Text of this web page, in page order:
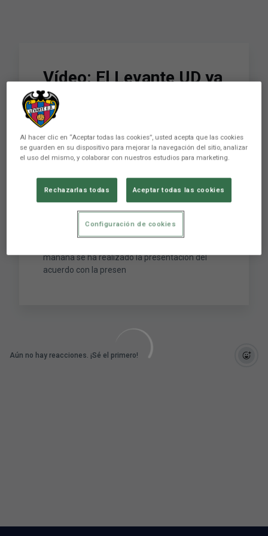
Vídeo: El Levante UD ya
luce en sus medias el
nuevo soporte
publicitario de
Sockatyes
València el próximo sábado en el choque ante el
mañana se ha realizado la presentación del
acuerdo con la presen
Aún no hay reacciones. ¡Sé el primero!
Al hacer clic en “Aceptar todas las cookies”, usted acepta que las cookies
se guarden en su dispositivo para mejorar la navegación del sitio, analizar
el uso del mismo, y colaborar con nuestros estudios para marketing.
Rechazarlas todas Aceptar todas las cookies
Configuración de cookies